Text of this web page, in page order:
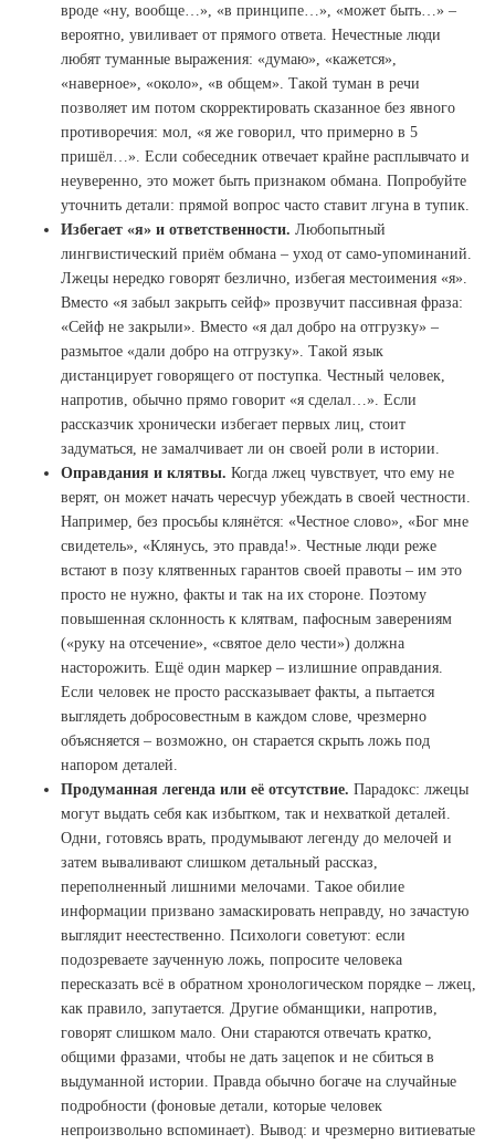
вроде «ну, вообще…», «в принципе…», «может быть…» –
вероятно, увиливает от прямого ответа. Нечестные люди
любят туманные выражения: «думаю», «кажется»,
«наверное», «около», «в общем». Такой туман в речи
позволяет им потом скорректировать сказанное без явного
противоречия: мол, «я же говорил, что примерно в 5
пришёл…». Если собеседник отвечает крайне расплывчато и
неуверенно, это может быть признаком обмана. Попробуйте
уточнить детали: прямой вопрос часто ставит лгуна в тупик.
Избегает «я» и ответственности. Любопытный
лингвистический приём обмана – уход от само-упоминаний.
Лжецы нередко говорят безлично, избегая местоимения «я».
Вместо «я забыл закрыть сейф» прозвучит пассивная фраза:
«Сейф не закрыли». Вместо «я дал добро на отгрузку» –
размытое «дали добро на отгрузку». Такой язык
дистанцирует говорящего от поступка. Честный человек,
напротив, обычно прямо говорит «я сделал…». Если
рассказчик хронически избегает первых лиц, стоит
задуматься, не замалчивает ли он своей роли в истории.
Оправдания и клятвы. Когда лжец чувствует, что ему не
верят, он может начать чересчур убеждать в своей честности.
Например, без просьбы клянётся: «Честное слово», «Бог мне
свидетель», «Клянусь, это правда!». Честные люди реже
встают в позу клятвенных гарантов своей правоты – им это
просто не нужно, факты и так на их стороне. Поэтому
повышенная склонность к клятвам, пафосным заверениям
(«руку на отсечение», «святое дело чести») должна
насторожить. Ещё один маркер – излишние оправдания.
Если человек не просто рассказывает факты, а пытается
выглядеть добросовестным в каждом слове, чрезмерно
объясняется – возможно, он старается скрыть ложь под
напором деталей.
Продуманная легенда или её отсутствие. Парадокс: лжецы
могут выдать себя как избытком, так и нехваткой деталей.
Одни, готовясь врать, продумывают легенду до мелочей и
затем вываливают слишком детальный рассказ,
переполненный лишними мелочами. Такое обилие
информации призвано замаскировать неправду, но зачастую
выглядит неестественно. Психологи советуют: если
подозреваете заученную ложь, попросите человека
пересказать всё в обратном хронологическом порядке – лжец,
как правило, запутается. Другие обманщики, напротив,
говорят слишком мало. Они стараются отвечать кратко,
общими фразами, чтобы не дать зацепок и не сбиться в
выдуманной истории. Правда обычно богаче на случайные
подробности (фоновые детали, которые человек
непроизвольно вспоминает). Вывод: и чрезмерно витиеватые